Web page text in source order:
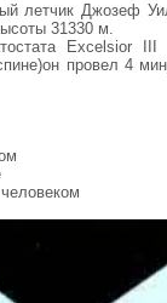
летчик Джозеф
31330 м.
Excelsior
провел 4